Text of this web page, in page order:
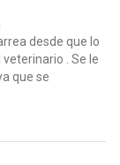
desde que lo
. Se le
que se